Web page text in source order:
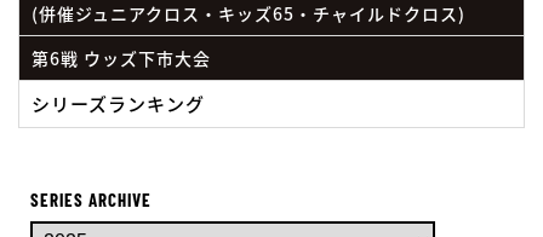
(併催ジュニアクロス・キッズ65・チャイルドクロス)
第6戦 ウッズ下市大会
シリーズランキング
SERIES ARCHIVE